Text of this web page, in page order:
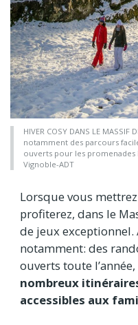
HIVER COSY DANS LE
notamment des parcours
ouverts pour les promenades
Vignoble-ADT
Lorsque vous
profiterez, dans le
de jeux
notamment: des
ouverts toute
nombreux
accessibles aux